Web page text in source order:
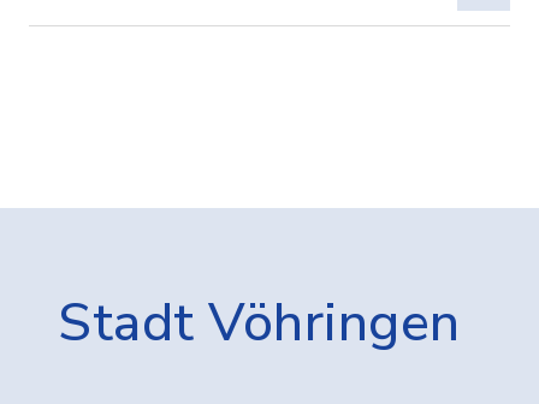
Stadt Vöhringen